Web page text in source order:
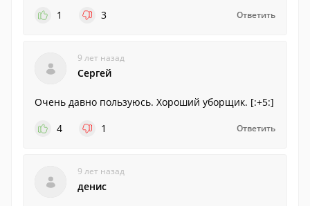
1
3 Ответить
9 лет назад
Сергей
Очень давно пользуюсь. Хороший уборщик. [:+5:]
4
1 Ответить
9 лет назад
денис